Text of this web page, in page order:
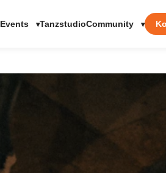
Events ▾TanzstudioCommunity ▾